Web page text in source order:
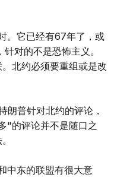
。它已经有67年了，或
对的不是恐怖主义。
北约必须要重组或是改
朗普针对北约的评论，
"的评论并不是随口之
中东的联盟有很大意